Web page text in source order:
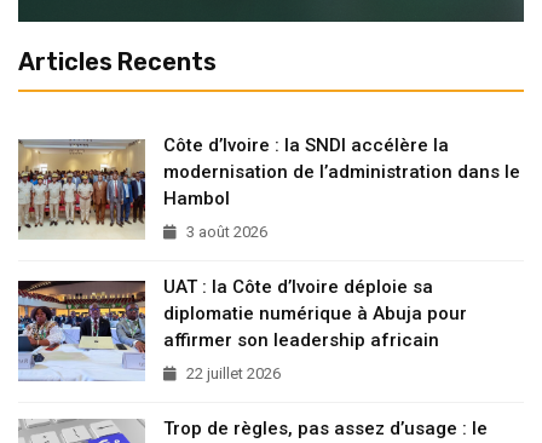
Articles Recents
Côte d’Ivoire : la SNDI accélère la
modernisation de l’administration dans le
Hambol
3 août 2026
UAT : la Côte d’Ivoire déploie sa
diplomatie numérique à Abuja pour
affirmer son leadership africain
22 juillet 2026
Trop de règles, pas assez d’usage : le